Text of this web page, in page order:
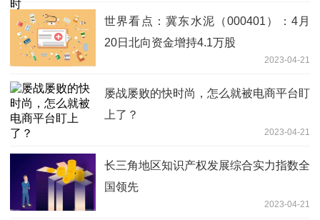
世界看点：冀东水泥（000401）：4月
20日北向资金增持4.1万股
2023-04-21
屡战屡败的快时尚，怎么就被电商平台盯
上了？
2023-04-21
长三角地区知识产权发展综合实力指数全
国领先
2023-04-21